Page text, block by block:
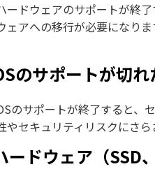
ードウェアのサポートが終
ェアへの移行が必要になり
のサポートが切れ
のサポートが終了すると、
やセキュリティリスクにさ
ードウェア（SSD